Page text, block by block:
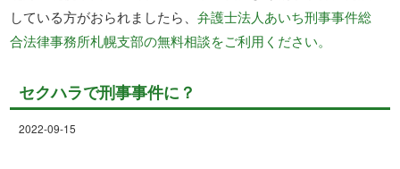
している方がおられましたら、弁護士法人あいち刑事事件総
合法律事務所札幌支部の無料相談をご利用ください。
セクハラで刑事事件に？
2022-09-15